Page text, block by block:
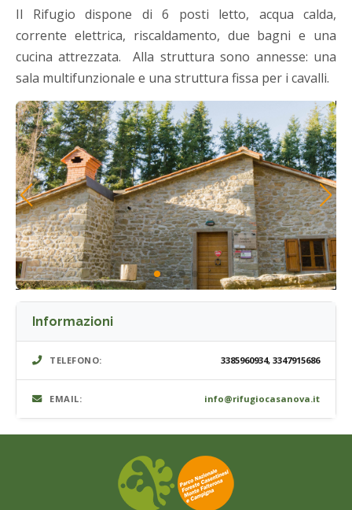
Il Rifugio dispone di 6 posti letto, acqua calda,
corrente elettrica, riscaldamento, due bagni e una
cucina attrezzata. Alla struttura sono annesse: una
sala multifunzionale e una struttura fissa per i cavalli.
Informazioni
TELEFONO: 3385960934, 3347915686
EMAIL: info@rifugiocasanova.it